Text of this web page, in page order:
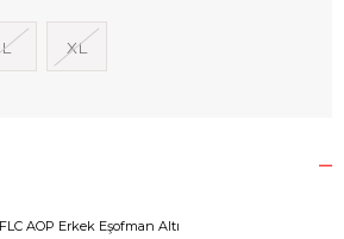
L XL
AOP Erkek Eşofman Altı